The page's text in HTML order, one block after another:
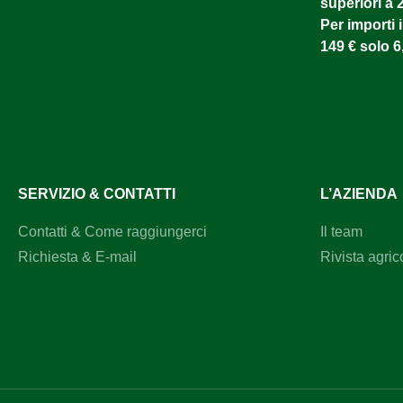
cmContenuto della confezione1x sottocoperta termica
Waldhausen, 100 gPerché scegliere la sottocoperta
vestibilità sicura con la sottocoperta termica Waldhausen
affidabile nelle giornate più fresche.
Per importi
149 € solo
SERVIZIO & CONTATTI
Contatti & Come raggiungerci
Richiesta & E-mail
L’AZIENDA
Il team
Rivista